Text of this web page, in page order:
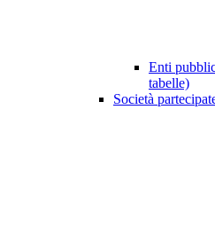
Enti
tabelle)
Società